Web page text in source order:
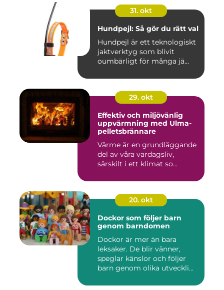
31. okt
Hundpejl: Så gör du rätt val
Hundpejl är ett teknologiskt
jaktverktyg som blivit
oumbärligt för många jä...
29. okt
Effektiv och miljövänlig
uppvärmning med Ulma-
pelletsbrännare
Värme är en grundläggande
del av våra vardagsliv,
särskilt i ett klimat so...
20. okt
Dockor som följer barn
genom barndomen
Dockor är mer än bara
leksaker. De blir vänner,
speglar känslor och följer
barn genom olika utveckli...